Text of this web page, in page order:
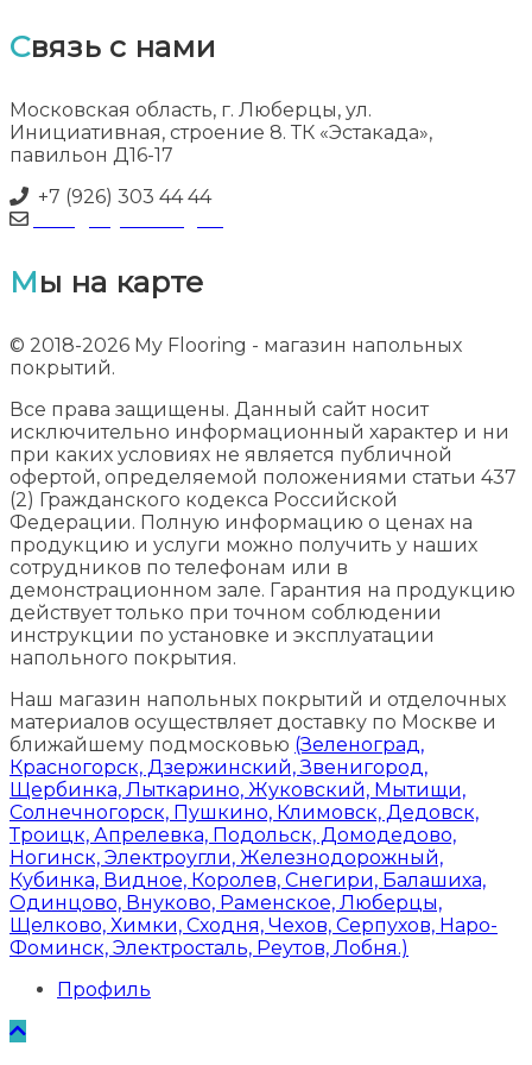
Связь с нами
Московская область, г. Люберцы, ул.
Инициативная, строение 8. ТК «Эстакада»,
павильон Д16-17
+7 (926) 303 44 44
Мы на карте
© 2018-2026 My Flooring - магазин напольных
покрытий.
Все права защищены. Данный сайт носит
исключительно информационный характер и ни
при каких условиях не является публичной
офертой, определяемой положениями статьи 437
(2) Гражданского кодекса Российской
Федерации. Полную информацию о ценах на
продукцию и услуги можно получить у наших
сотрудников по телефонам или в
демонстрационном зале. Гарантия на продукцию
действует только при точном соблюдении
инструкции по установке и эксплуатации
напольного покрытия.
Наш магазин напольных покрытий и отделочных
материалов осуществляет доставку по Москве и
ближайшему подмосковью (Зеленоград,
Красногорск, Дзержинский, Звенигород,
Щербинка, Лыткарино, Жуковский, Мытищи,
Солнечногорск, Пушкино, Климовск, Дедовск,
Троицк, Апрелевка, Подольск, Домодедово,
Ногинск, Электроугли, Железнодорожный,
Кубинка, Видное, Королев, Снегири, Балашиха,
Одинцово, Внуково, Раменское, Люберцы,
Щелково, Химки, Сходня, Чехов, Серпухов, Наро-
Фоминск, Электросталь, Реутов, Лобня.)
Профиль